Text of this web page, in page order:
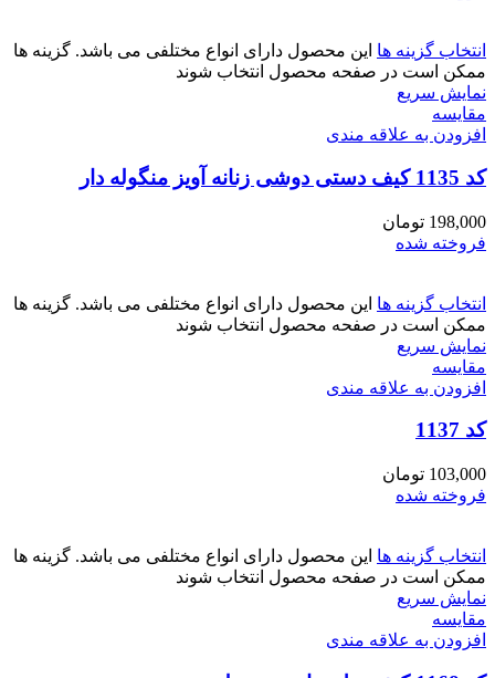
انتخاب گزینه ها این محصول دارای انواع مختلفی می باشد. گزینه ها
ممکن است در صفحه محصول انتخاب شوند
نمایش سریع
مقايسه
افزودن به علاقه مندی
کد 1135 کیف دستی دوشی زنانه آویز منگوله دار
198,000 تومان
فروخته شده
انتخاب گزینه ها این محصول دارای انواع مختلفی می باشد. گزینه ها
ممکن است در صفحه محصول انتخاب شوند
نمایش سریع
مقايسه
افزودن به علاقه مندی
کد 1137
103,000 تومان
فروخته شده
انتخاب گزینه ها این محصول دارای انواع مختلفی می باشد. گزینه ها
ممکن است در صفحه محصول انتخاب شوند
نمایش سریع
مقايسه
افزودن به علاقه مندی